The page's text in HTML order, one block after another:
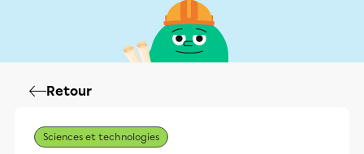
Retour
Sciences et technologies